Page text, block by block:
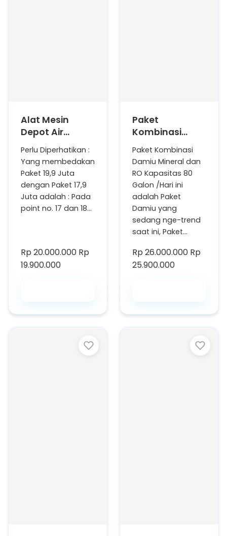
Alat Mesin
Depot Air
Minum Isi Ulang
Paket
Ekonomis,
Paket C
Perlu Diperhatikan :
Yang membedakan
Paket 19,9 Juta
dengan Paket 17,9
Juta adalah : Pada
point no. 17 dan 18…
Rp 20.000.000 Rp
19.900.000
Paket
Kombinasi
Damiu Mineral
dan RO
Kapasitas 400
GPD
Paket Kombinasi
Damiu Mineral dan
RO Kapasitas 80
Galon /Hari ini
adalah Paket
Damiu yang
sedang nge-trend
saat ini, Paket…
Rp 26.000.000 Rp
25.900.000